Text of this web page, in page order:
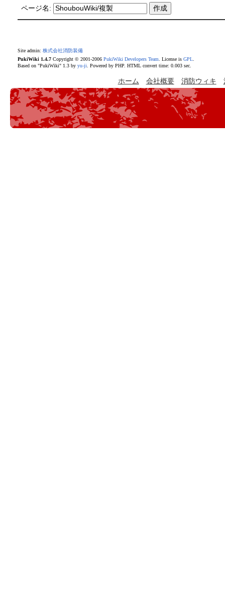
ページ名:
Site admin: 株式会社消防装備
PukiWiki 1.4.7Copyright © 2001-2006 PukiWiki Developers Team . License is GPL.
Based on "PukiWiki" 1.3 by yu-ji . Powered by PHP. HTML convert time: 0.003 sec.
ホーム 会社概要 消防ウィキ